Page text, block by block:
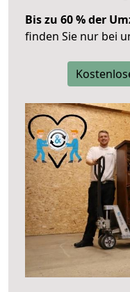
Bis zu 60 % der
finden Sie nur bei